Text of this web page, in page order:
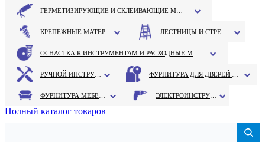
Полный каталог товаров